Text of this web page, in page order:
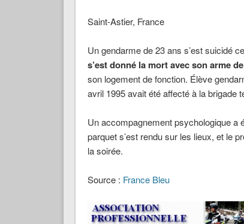
Saint-Astier, France
Un gendarme de 23 ans s’est suicidé
s’est donné la mort avec son arme
son logement de fonction. Élève
avril 1995 avait été affecté à la brigade
Un accompagnement psychologique a
parquet s’est rendu sur les lieux, et le
la soirée.
Source : France Bleu